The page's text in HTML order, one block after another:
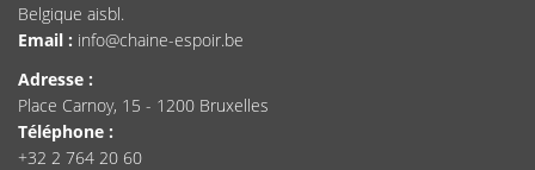
Belgique aisbl.
Email : info@chaine-espoir.be
Adresse :
Place Carnoy, 15 - 1200 Bruxelles
Téléphone :
+32 2 764 20 60